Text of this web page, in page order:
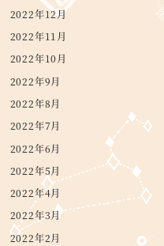
2022年12月
2022年11月
2022年10月
2022年9月
2022年8月
2022年7月
2022年6月
2022年5月
2022年4月
2022年3月
2022年2月